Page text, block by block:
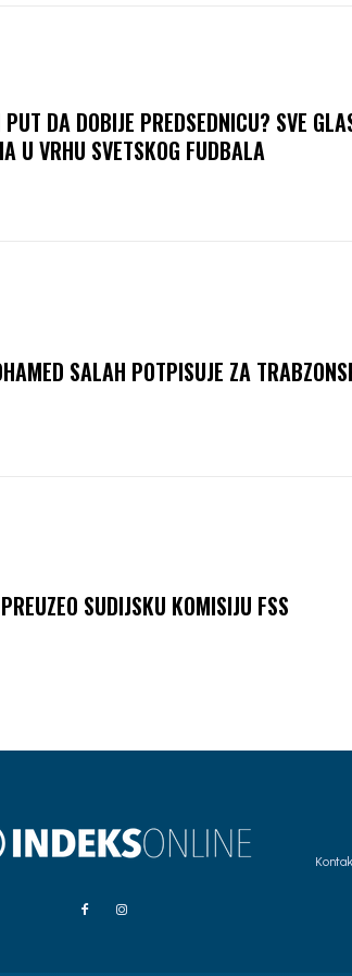
DA DOBIJE PREDSEDNICU? SVE
U VRHU SVETSKOG FUDBALA
SALAH POTPISUJE ZA
SUDIJSKU KOMISIJU FSS